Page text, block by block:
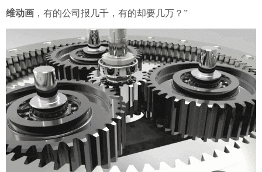
维动画 ，有的公司报几千，有的却要几万？”